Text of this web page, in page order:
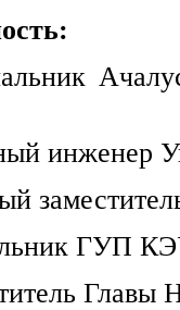
ГУП
Главы